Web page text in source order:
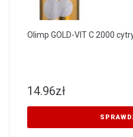
Olimp GOLD-VIT C 2000
14.96zł